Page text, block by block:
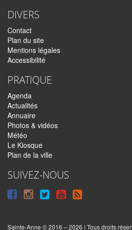
DIVERS
Contact
Plan du site
Mentions légales
Accessibilité
PRATIQUE
Agenda
Actualités
Annuaire
Photos & vidéos
Météo
Le Kiosque
Plan de la ville
SUIVEZ-NOUS
Suivre
Facebook
Suivre
Instagram
Suivre
Twitter
Syndiquer
le
Sainte-Anne © 2016 – 2026 | Tous droits